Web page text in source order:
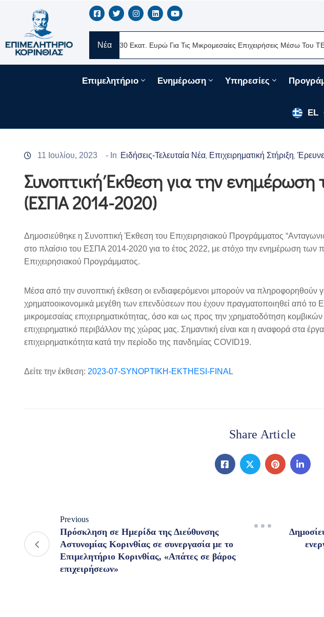
Νέα
Ελλάς Νέα Δάνεια 330 Εκατ. Ευρώ Για Τις Μικρομεσαίες Επιχειρήσεις Μέσω Του ΤΕΠΙΧ ΙΙΙ
Επιμελητήριο Ενημέρωση Υπηρεσίες
EL
EN
FR
11 Ιουλίου, 2023 - In Ειδήσεις-Τελευταία Νέα Επιχειρηματική Στήριξη
Συνοπτική Έκθεση για την
(ΕΣΠΑ 2014-2020)
Δημοσιεύθηκε η Συνοπτική Έκθεση του Επιχειρησιακού Προγράμματος
στο πλαίσιο του ΕΣΠΑ 2014-2020 για το έτος 2022, με στόχο την ενημέρωση των
Επιχειρησιακού Προγράμματος.
Μέσα από την συνοπτική έκθεση οι ενδιαφερόμενοι μπορούν να πληροφορηθούν
χρηματοοικονομικά μεγέθη των επενδύσεων που έχουν πραγματοποιηθεί από
μικρομεσαίας επιχειρηματικότητας, όσο και ως προς την χρηματοδότηση
επιχειρηματικό περιβάλλον της χώρας μας. Σημαντική είναι και η αναφορά στα
επιχειρηματικότητα κατά την περίοδο της πανδημίας COVID19.
Δείτε την έκθεση: 2023-07-SYNOPTIKH-EKTHESI-FINAL
Share Article
Previous
Πρόσκληση σε Ημερίδα της Διεύθυνσης
Αστυνομίας Κορινθίας σε συνεργασία με το
Επιμελητήριο Κορινθίας, «Απάτες σε βάρος
επιχειρήσεων»